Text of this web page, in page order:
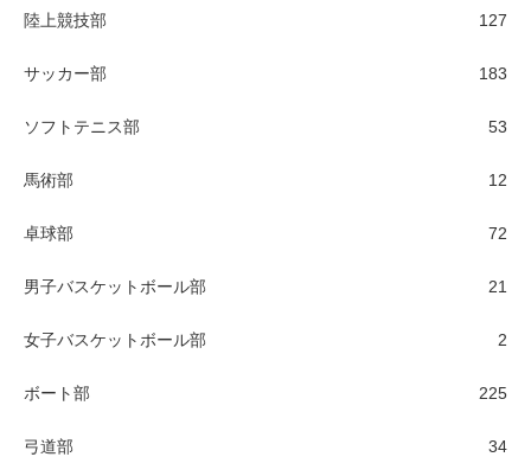
陸上競技部 127
サッカー部 183
ソフトテニス部 53
馬術部 12
卓球部 72
男子バスケットボール部 21
女子バスケットボール部 2
ボート部 225
弓道部 34